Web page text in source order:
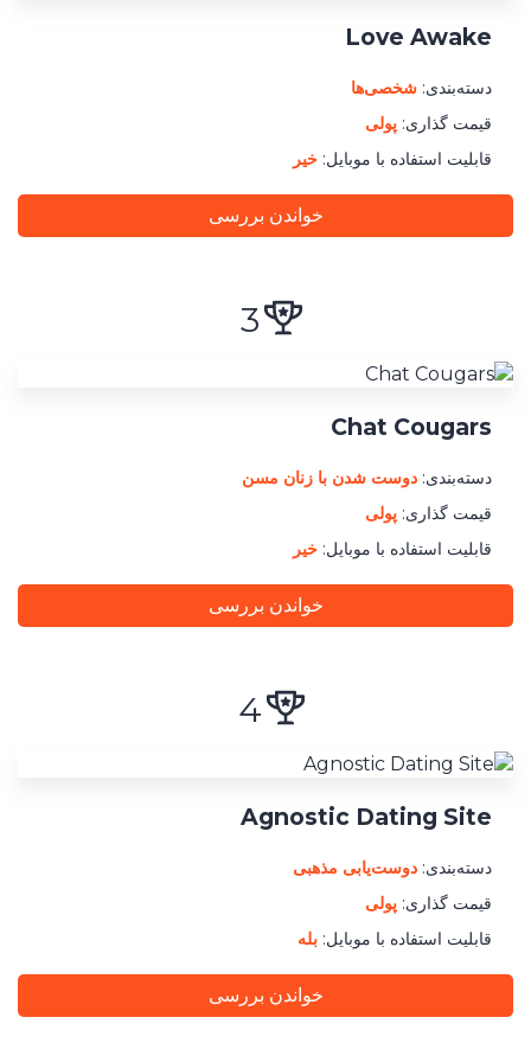
شریک
برای
حداقل هزینه پرداختی
Love Awake
دسته‌بندی: شخصی‌ها
قیمت گذاری: پولی
قابلیت استفاده با موبایل: خیر
خواندن بررسی
3
Chat Cougars
دسته‌بندی: دوست‌ شدن با زنان مسن
قیمت گذاری: پولی
قابلیت استفاده با موبایل: خیر
خواندن بررسی
4
Agnostic Dating Site
دسته‌بندی: دوست‌یابی مذهبی
قیمت گذاری: پولی
قابلیت استفاده با موبایل: بله
خواندن بررسی